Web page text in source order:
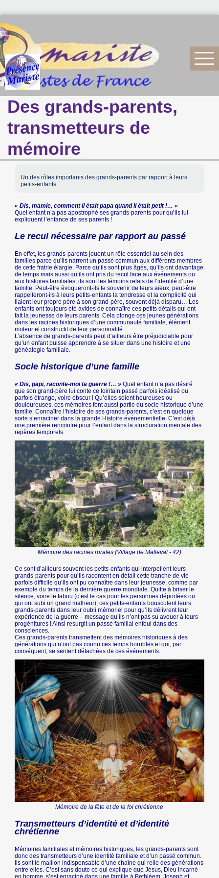
Des grands-parents,
transmetteurs de
mémoire
Un des rôles importants des grands-parents par rapport à leurs
petits-enfants
« Dis, mamie, comment il était papa quand il était petit !… »
Quel enfant n’a pas apostrophé ses grands-parents pour qu’ils lui
expliquent l’enfance de ses parents !
Le recul nécessaire par rapport au passé
En effet, les grands-parents jouent un rôle essentiel au sein des
familles parce qu’ils narrent un passé commun aux différents membres
de cette fratrie élargie. Parce qu’ils sont plus âgés, qu’ils ont davantage
de temps mais aussi qu’ils ont pris du recul face aux événements ou
aux histoires familiales, ils sont les témoins relais de l’identité d’une
famille. Peut-être évoqueront-ils le souvenir de leurs aïeux, peut-être
rappelleront-ils à leurs petits-enfants la tendresse et la complicité qui
liaient leur propre père à son grand-père, souvent déjà disparu… Les
enfants ont toujours été avides de connaître ces petits détails qui ont
fait la jeunesse de leurs parents. Cela plonge ces jeunes générations
dans les racines historiques d’une communauté familiale, élément
moteur et constructif de leur personnalité.
L’absence de grands-parents peut d’ailleurs être préjudiciable pour
qu’un enfant puisse apprendre à se situer dans une histoire et une
généalogie familiale.
Socle historique d’une famille
« Dis, papi, raconte-moi ta guerre !… » Quel enfant n’a pas désiré
que son grand-père lui conte ce lointain passé parfois idéalisé ou
parfois étrange, voire obscur ! Qu’elles soient heureuses ou
douloureuses, ces mémoires font aussi partie du socle historique d’une
famille. Connaître l’histoire de ses grands-parents, c’est en quelque
sorte s’enraciner dans la grande Histoire événementielle. C’est déjà
une première rencontre pour l’enfant dans la structuration mentale des
repères temporels.
Mémoire des racines rurales (Village de Malleval - 42)
Ce sont d’ailleurs souvent les petits-enfants qui interpellent leurs
grands-parents pour qu’ils racontent en détail cette tranche de vie
parfois difficile qu’ils ont pu connaître dans leur jeunesse, comme par
exemple du temps de la dernière guerre mondiale. Quitte à briser le
silence, voire le tabou (c’est le cas pour les personnes déportées ou
qui ont subi un grand malheur), ces petits-enfants bousculent leurs
grands-parents dans leur oubli mémoriel pour qu’ils délivrent leur
expérience de la guerre – message qu’ils n’ont pas su avouer à leurs
progénitures ! Ainsi resurgit un passé familial enfoui dans des
consciences.
Ces grands-parents transmettent des mémoires historiques à des
générations qui n’ont pas connu ces temps horribles et qui, par
conséquent, se sentent détachées de ces événements.
Mémoire de la fête et de la foi chrétienne
Transmetteurs d’identité et d’identité
chrétienne
Mémoires familiales et mémoires historiques, les grands-parents sont
donc des transmetteurs d’une identité familiale et d’un passé commun.
Ils sont le maillon indispensable d’une chaîne qui relie des générations
entre elles. C’est sans doute ce qui explique que Jésus, Dieu incarné
en homme, s’est enraciné dans une famille à Bethléem. Joseph et